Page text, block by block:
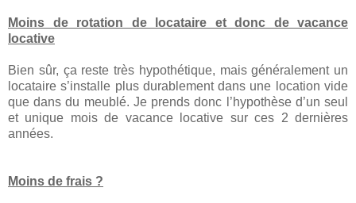
Moins de rotation de locataire et donc de vacance
locative
Bien sûr, ça reste très hypothétique, mais généralement un
locataire s’installe plus durablement dans une location vide
que dans du meublé. Je prends donc l’hypothèse d’un seul
et unique mois de vacance locative sur ces 2 dernières
années.
Moins de frais ?